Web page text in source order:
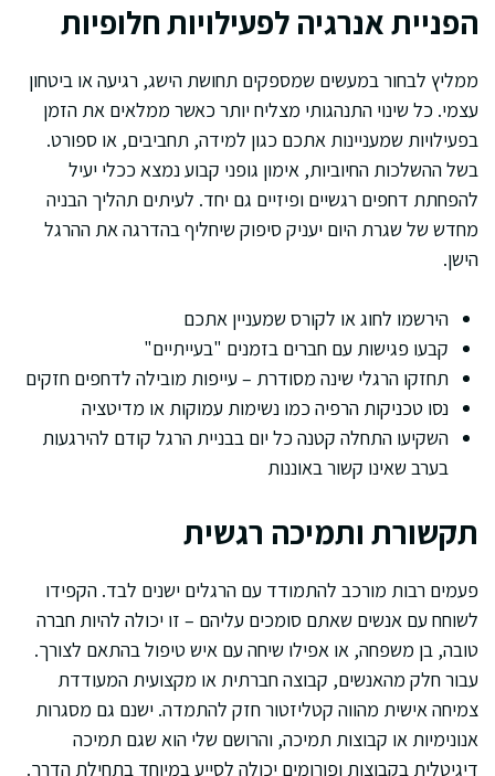
הפניית אנרגיה לפעילויות חלופיות
ממליץ לבחור במעשים שמספקים תחושת הישג, רגיעה או ביטחון
עצמי. כל שינוי התנהגותי מצליח יותר כאשר ממלאים את הזמן
בפעילויות שמעניינות אתכם כגון למידה, תחביבים, או ספורט.
בשל ההשלכות החיוביות, אימון גופני קבוע נמצא ככלי יעיל
להפחתת דחפים רגשיים ופיזיים גם יחד. לעיתים תהליך הבניה
מחדש של שגרת היום יעניק סיפוק שיחליף בהדרגה את ההרגל
הישן.
הירשמו לחוג או לקורס שמעניין אתכם
קבעו פגישות עם חברים בזמנים "בעייתיים"
תחזקו הרגלי שינה מסודרת – עייפות מובילה לדחפים חזקים
נסו טכניקות הרפיה כמו נשימות עמוקות או מדיטציה
השקיעו התחלה קטנה כל יום בבניית הרגל קודם להירגעות
בערב שאינו קשור באוננות
תקשורת ותמיכה רגשית
פעמים רבות מורכב להתמודד עם הרגלים ישנים לבד. הקפידו
לשוחח עם אנשים שאתם סומכים עליהם – זו יכולה להיות חברה
טובה, בן משפחה, או אפילו שיחה עם איש טיפול בהתאם לצורך.
עבור חלק מהאנשים, קבוצה חברתית או מקצועית המעודדת
צמיחה אישית מהווה קטליזטור חזק להתמדה. ישנם גם מסגרות
אנונימיות או קבוצות תמיכה, והרושם שלי הוא שגם תמיכה
דיגיטלית בקבוצות ופורומים יכולה לסייע במיוחד בתחילת הדרך.